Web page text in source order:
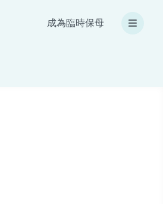
成為臨時保母